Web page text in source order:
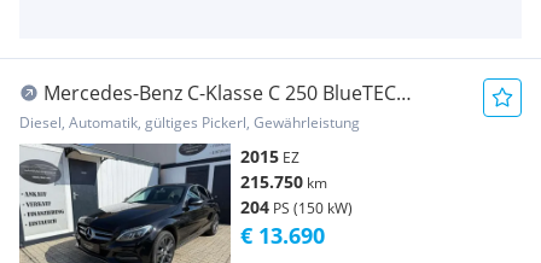
Mercedes-Benz C-Klasse C 250 BlueTEC
4MATIC Aut.
Diesel, Automatik, gültiges Pickerl, Gewährleistung
2015 EZ
215.750 km
204 PS (150 kW)
€ 13.690